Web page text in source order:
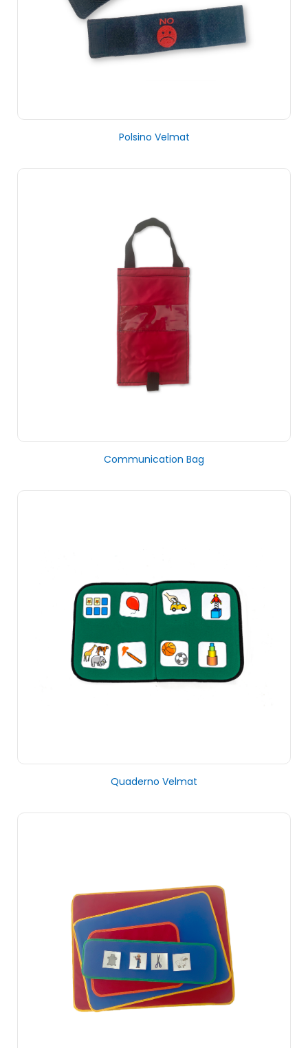
Polsino Velmat
Communication Bag
Quaderno Velmat